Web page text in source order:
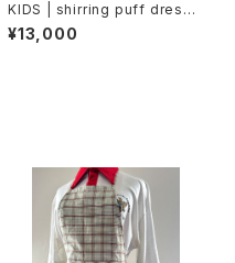
KIDS | shirring puff dress
(2〜3歳)
¥13,000